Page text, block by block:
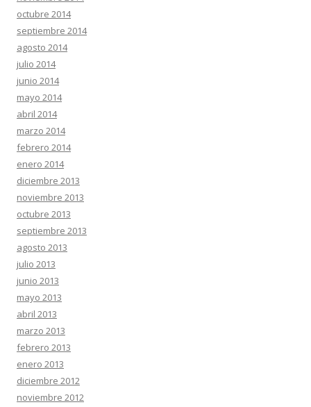
octubre 2014
septiembre 2014
agosto 2014
julio 2014
junio 2014
mayo 2014
abril 2014
marzo 2014
febrero 2014
enero 2014
diciembre 2013
noviembre 2013
octubre 2013
septiembre 2013
agosto 2013
julio 2013
junio 2013
mayo 2013
abril 2013
marzo 2013
febrero 2013
enero 2013
diciembre 2012
noviembre 2012